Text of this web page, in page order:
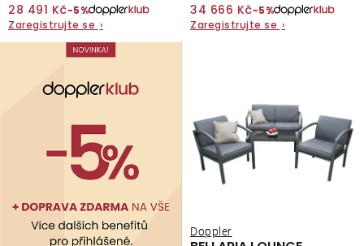
28 491 Kč−5%
Zaregistrujte se ›
34 666 Kč−5%
Zaregistrujte se ›
Doppler